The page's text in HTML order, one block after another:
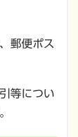
便ポス
等につい